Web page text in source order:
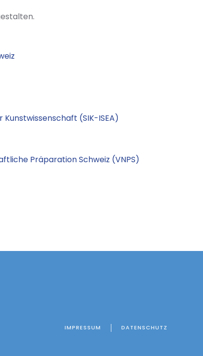
(SIK-ISEA)
Präparation Schweiz (VNPS)
IMPRESSUM DATENSCHUTZ